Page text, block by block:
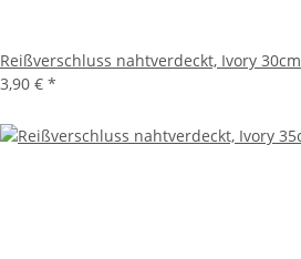
Reißverschluss nahtverdeckt, Ivory 30cm
3,90 € *